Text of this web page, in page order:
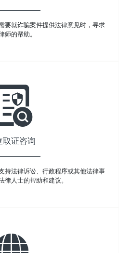
要就诈骗案件提供法律意见时，寻求
师的帮助。
取证咨询
持法律诉讼、行政程序或其他法律事
律人士的帮助和建议。